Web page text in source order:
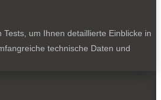
um Ihnen detaillierte Einblicke in
technische Daten und